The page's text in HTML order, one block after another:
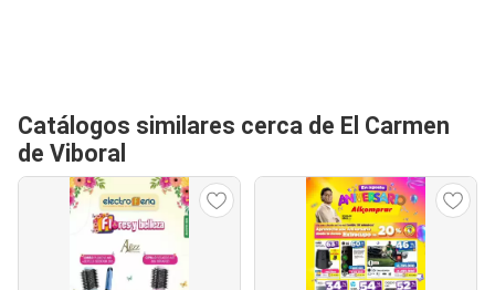
Catálogos similares cerca de El Carmen
de Viboral